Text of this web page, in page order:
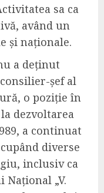
sa ca
având un
și naționale.
a deținut
șef al
o poziție în
dezvoltarea
a continuat
diverse
inclusiv ca
„V.